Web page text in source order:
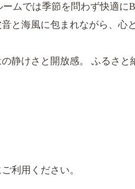
ムでは季節を問わず快適に
と海風に包まれながら、心
静けさと開放感。 ふるさと
利用ください。